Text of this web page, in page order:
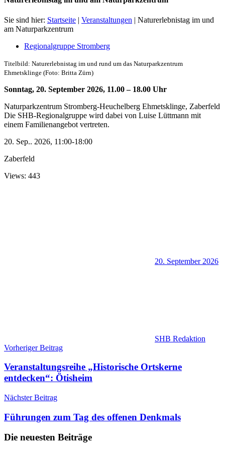
Sie sind hier: Startseite | Veranstaltungen | Naturerlebnistag im und
am Naturparkzentrum
Regionalgruppe Stromberg
Titelbild: Naturerlebnistag im und rund um das Naturparkzentrum
Ehmetsklinge (Foto: Britta Zürn)
Sonntag, 20. September 2026, 11.00 – 18.00 Uhr
Naturparkzentrum Stromberg-Heuchelberg Ehmetsklinge, Zaberfeld
Die SHB-Regionalgruppe wird dabei von Luise Lüttmann mit
einem Familienangebot vertreten.
20. Sep.. 2026, 11:00-18:00
Zaberfeld
Views: 443
20. September 2026
SHB Redaktion
Beitragsnavigation
Vorheriger Beitrag
Veranstaltungsreihe „Historische Ortskerne
entdecken“: Ötisheim
Nächster Beitrag
Führungen zum Tag des offenen Denkmals
Die neuesten Beiträge